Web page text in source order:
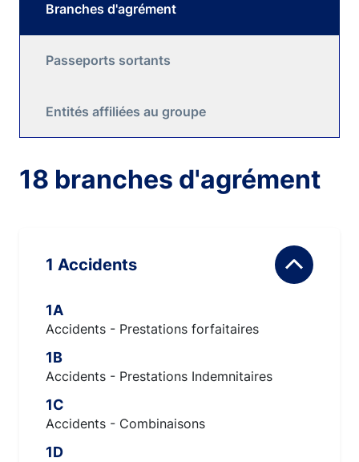
Branches d'agrément
Passeports sortants
Entités affiliées au groupe
18 branches d'agrément
1 Accidents
1A
Accidents - Prestations forfaitaires
1B
Accidents - Prestations Indemnitaires
1C
Accidents - Combinaisons
1D